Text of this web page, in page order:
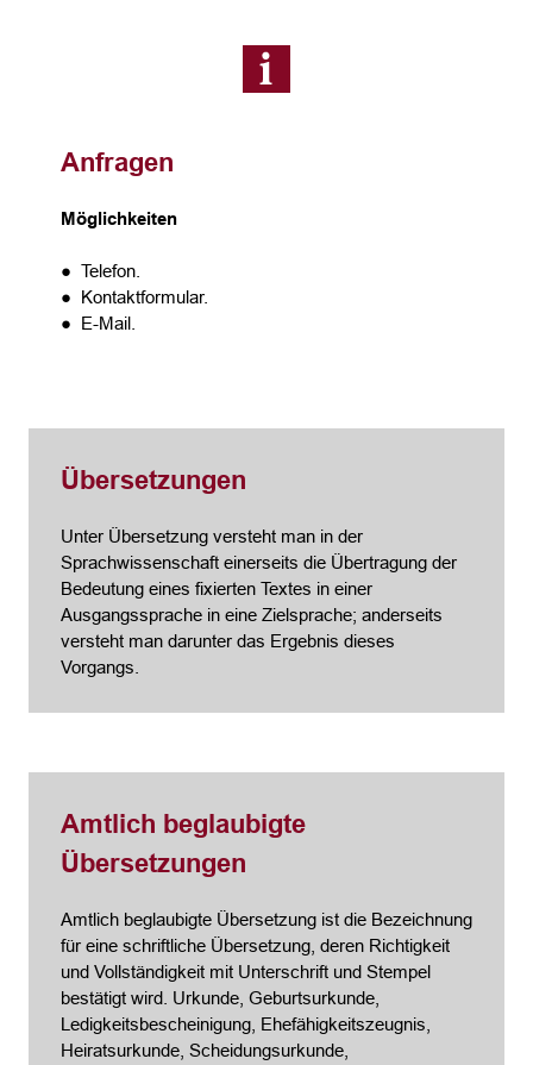
Anfragen
Möglichkeiten
● Telefon.
● Kontaktformular.
● E-Mail.
Übersetzungen
Unter Übersetzung versteht man in der
Sprachwissenschaft einerseits die Übertragung der
Bedeutung eines fixierten Textes in einer
Ausgangssprache in eine Zielsprache; anderseits
versteht man darunter das Ergebnis dieses
Vorgangs.
Amtlich beglaubigte
Übersetzungen
Amtlich beglaubigte Übersetzung ist die Bezeichnung
für eine schriftliche Übersetzung, deren Richtigkeit
und Vollständigkeit mit Unterschrift und Stempel
bestätigt wird. Urkunde, Geburtsurkunde,
Ledigkeitsbescheinigung, Ehefähigkeitszeugnis,
Heiratsurkunde, Scheidungsurkunde,